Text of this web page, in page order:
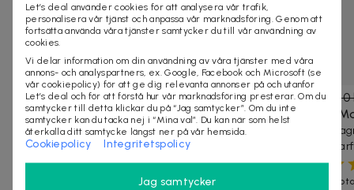
599 kr1 140 kr-47%
Marc Jacobs Daisy Edt 50ml
Marc Jacobs Daisy är en strålande och förtrollande
doft. En sprudlande blommig bukett med ...
10+ köpta Snabb leverans
369 kr
Escada
Escada
kvinnlig
350+
Let’s deal använder cookies för att analysera vår trafik,
personalisera vår tjänst och anpassa vår marknadsföring. Genom att
fortsätta använda våra tjänster samtycker du till vår användning av
cookies.
Vi delar information om din användning av våra tjänster med våra
annons- och analyspartners, ex. Google, Facebook och Microsoft (se
vår cookiepolicy) för att ge dig relevanta annonser på och utanför
Let’s deal och för att förstå hur vår marknadsföring presterar. Om du
samtycker till detta klickar du på “Jag samtycker”. Om du inte
samtycker kan du tacka nej i “Mina val”. Du kan när som helst
återkalla ditt samtycke längst ner på vår hemsida.
Cookiepolicy Integritetspolicy
Jag samtycker